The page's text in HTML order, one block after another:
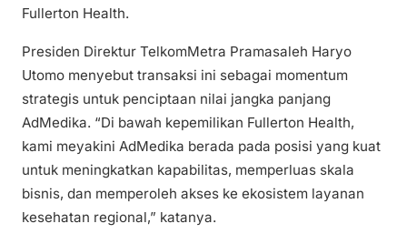
Fullerton Health.
Presiden Direktur TelkomMetra Pramasaleh Haryo
Utomo menyebut transaksi ini sebagai momentum
strategis untuk penciptaan nilai jangka panjang
AdMedika. “Di bawah kepemilikan Fullerton Health,
kami meyakini AdMedika berada pada posisi yang kuat
untuk meningkatkan kapabilitas, memperluas skala
bisnis, dan memperoleh akses ke ekosistem layanan
kesehatan regional,” katanya.